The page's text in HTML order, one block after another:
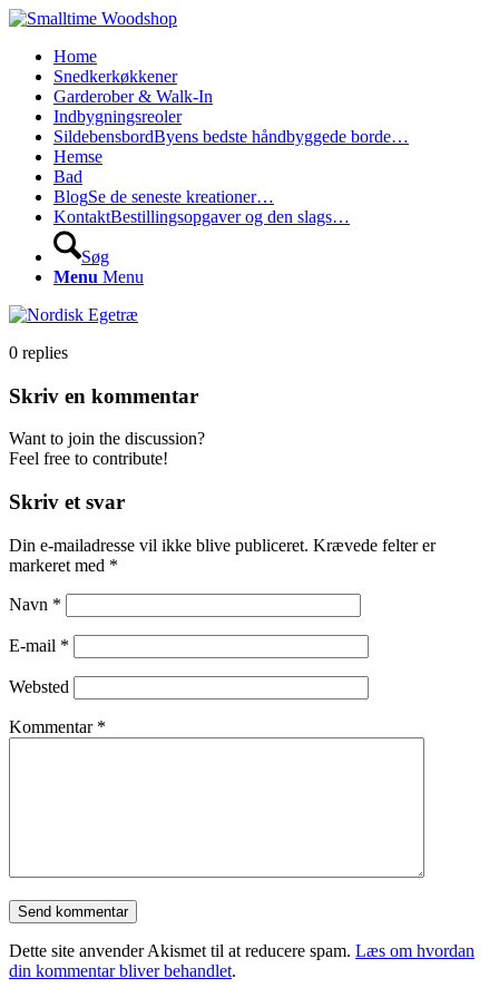
Home
Snedkerkøkkener
Garderober & Walk-In
Indbygningsreoler
SildebensbordByens bedste håndbyggede borde…
Hemse
Bad
BlogSe de seneste kreationer…
KontaktBestillingsopgaver og den slags…
Søg
Menu Menu
0 replies
Skriv en kommentar
Want to join the discussion?
Feel free to contribute!
Skriv et svar
Din e-mailadresse vil ikke blive publiceret. Krævede felter er
markeret med *
Navn *
E-mail *
Websted
Kommentar *
Dette site anvender Akismet til at reducere spam. Læs om hvordan
din kommentar bliver behandlet.